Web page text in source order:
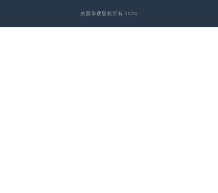
美国华视版权所有 2026